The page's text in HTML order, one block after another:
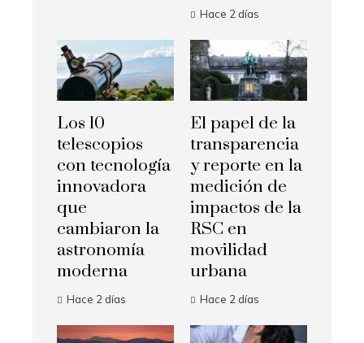
Hace 2 días
Los 10
telescopios
con tecnología
innovadora
que
cambiaron la
astronomía
moderna
Hace 2 días
El papel de la
transparencia
y reporte en la
medición de
impactos de la
RSC en
movilidad
urbana
Hace 2 días